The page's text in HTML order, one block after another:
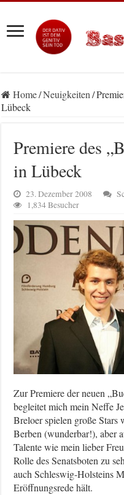
Home/Neuigkeiten/
Lübeck
Premiere des
in Lübeck
23. Dezember 2008
1,834 Besucher
Zur Premiere der neuen
begleitet mich mein Neffe
Breloer spielen große
Berben (wunderbar!), aber
Talente wie mein lieber
Rolle des Senatsboten zu
auch Schleswig-Holsteins
Eröffnungsrede hält.